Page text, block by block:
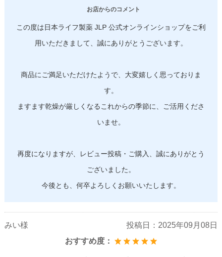
お店からのコメント
この度は日本ライフ製薬 JLP 公式オンラインショップをご利
用いただきまして、誠にありがとうございます。
商品にご満足いただけたようで、大変嬉しく思っておりま
す。
ますます乾燥が厳しくなるこれからの季節に、ご活用くださ
いませ。
再度になりますが、レビュー投稿・ご購入、誠にありがとう
ございました。
今後とも、何卒よろしくお願いいたします。
みい様 投稿日： 2025年09月08日
おすすめ度：